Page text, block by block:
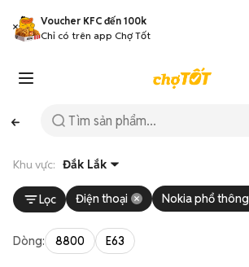
Voucher KFC đến 100k
Chỉ có trên app Chợ Tốt
Khu vực: Đắk Lắk
Lọc Điện thoại Nokia phổ thông
Dòng: 8800 E63